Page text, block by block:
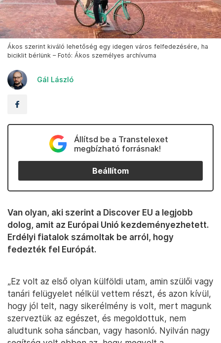
Ákos szerint kiváló lehetőség egy idegen város felfedezésére, ha
biciklit bérlünk – Fotó: Ákos személyes archívuma
Gál László
Állítsd be a Transtelexet
megbízható forrásnak!
Beállítom
Van olyan, aki szerint a Discover EU a legjobb
dolog, amit az Európai Unió kezdeményezhetett.
Erdélyi fiatalok számoltak be arról, hogy
fedezték fel Európát.
„Ez volt az első olyan külföldi utam, amin szülői vagy
tanári felügyelet nélkül vettem részt, és azon kívül,
hogy jól telt, nagy sikerélmény is volt, mert magunk
szerveztük az egészet, és megoldottuk, nem
aludtunk soha sáncban, vagy hasonló. Nyilván nagy